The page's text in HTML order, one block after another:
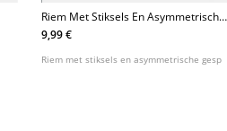
Riem Met Stiksels En Asymmetrische
Gesp
9,99 €
Riem met stiksels en asymmetrische gesp